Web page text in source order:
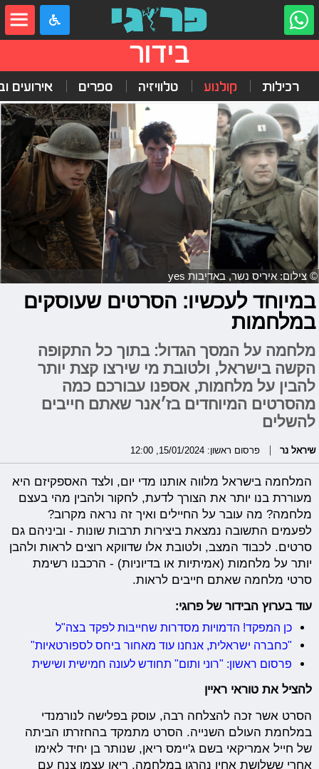
בידור
רכילות קולנוע טלוויזיה ספרים אירועים
© צילום: איריס נשר, באדיבות yes
במיוחד לעכשיו: הסרטים שעוסקים
במלחמות
מלחמה על המסך הגדול: בתוך כל התקופה
הקשה בישראל, ולטובת מי שירצו קצת יותר
להבין על מלחמות, אספנו עבורכם כמה
מהסרטים המיוחדים בז׳אנר שאתם חייבים
להשלים
שיראל נר פרסום ראשון: 15/01/2024, 12:00
המלחמה בישראל מלווה אותנו מדי יום, ולצד האספקיזם היא
מעוררת בנו יותר את הצורך לדעת, לחקור ולהבין מהי בעצם
מלחמה? מה עובר על החיילים ואיך זה נראה מקרוב?
לפעמים התשובה נמצאת ביצירות תרבות שונות - וביניהם גם
סרטים. לכבוד המצב, ולטובת אלו שדווקא רוצים לראות ולהבן
יותר על מלחמות (אמיתיות או בדיוניות) - הרכבנו רשימת
סרטי מלחמה שאתם חייבים לראות.
עוד בערוץ הבידור של פרוגי:
כן המפקד! הדמויות מסדרות שחייבות לפקד בצה"ל
"כחברה ישראלית, אנחנו עוד מאחור ביחס לספורטאיות"
פרסום ראשון: "רוני ותום" תחודש לעונה חמישית ושישית
להציל את טוראי ראיין
הסרט אשר זכה להצלחה רבה, עוסק בפלישה לנורמנדי
במלחמת העולם השנייה. הסרט מתמקד בהחזרתו הביתה
של חייל אמריקאי בשם ג'יימס ריאן, שנותר בן יחיד לאימו
אחרי ששלושת אחיו נהרגו במלחמה. ריאן עצמו צנח עם